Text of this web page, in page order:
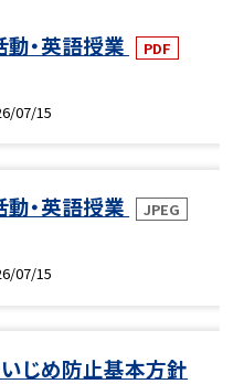
・英語授業 PDF
07/15
・英語授業 JPEG
07/15
じめ防止基本方針